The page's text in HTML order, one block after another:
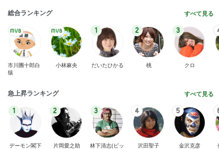
総合ランキング すべて見る
市川團十郎白
猿
小林麻央
1
だいたひかる
2
桃
3
クロ
急上昇ランキング すべて見る
1
デーモン閣下
2
片岡愛之助
3
林下清志(ビッ
4
沢田聖子
5
金沢克彦